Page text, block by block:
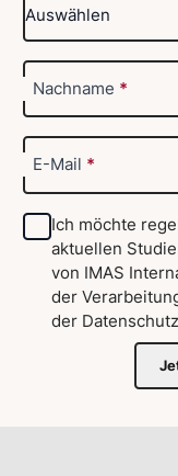
Nachname *
E-Mail *
Ich möchte
aktuellen
von IMAS
der
der